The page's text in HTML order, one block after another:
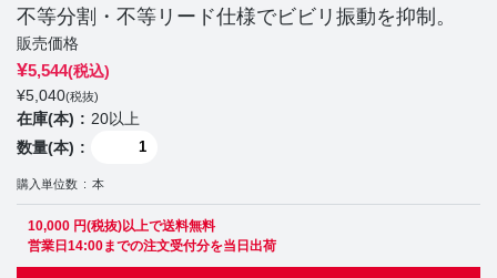
不等分割・不等リード仕様でビビリ振動を抑制。
販売価格
¥5,544(税込)
¥5,040(税抜)
在庫(本)
20以上
数量(本)
購入単位数 本
10,000 円(税抜)以上で送料無料
営業日14:00までの注文受付分を当日出荷